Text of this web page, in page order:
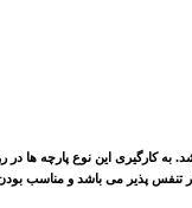
به کارگیری این نوع پارچه
تنفس پذیر می باشد و